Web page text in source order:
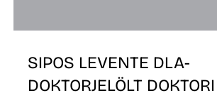
SIPOS LEVENTE DLA-
DOKTORJELÖLT